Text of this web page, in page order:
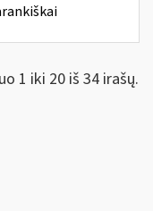
1 iki 20 iš 34 irašų.